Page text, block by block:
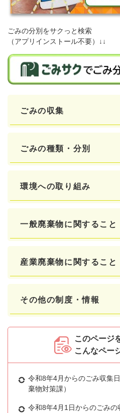
ごみの分別をサクっと検索
（アプリインストール不要）↓↓
ごみの収集
ごみの種類・分別
環境への取り組み
一般廃棄物に関すること
産業廃棄物に関すること
その他の制度・情報
このページ
こんなペー
令和8年4月からのごみ収集
棄物対策課）
令和8年4月1日からのごみ